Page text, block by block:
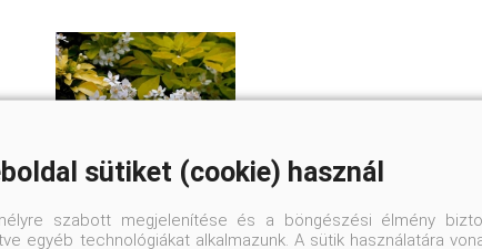
sütiket (cookie) használ
szabott megjelenítése és a böngészési élmény
egyéb technológiákat alkalmazunk. A sütik használatára